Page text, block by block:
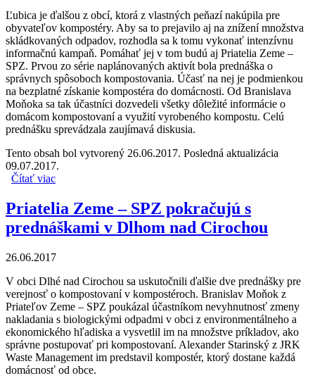
Ľubica je ďalšou z obcí, ktorá z vlastných peňazí nakúpila pre
obyvateľov kompostéry. Aby sa to prejavilo aj na znížení množstva
skládkovaných odpadov, rozhodla sa k tomu vykonať intenzívnu
informačnú kampaň. Pomáhať jej v tom budú aj Priatelia Zeme –
SPZ. Prvou zo série naplánovaných aktivít bola prednáška o
správnych spôsoboch kompostovania. Účasť na nej je podmienkou
na bezplatné získanie kompostéra do domácnosti. Od Branislava
Moňoka sa tak účastníci dozvedeli všetky dôležité informácie o
domácom kompostovaní a využití vyrobeného kompostu. Celú
prednášku sprevádzala zaujímavá diskusia.
Tento obsah bol vytvorený 26.06.2017. Posledná aktualizácia
09.07.2017.
Čítať viac
Priatelia Zeme – SPZ pokračujú s
prednáškami v Dlhom nad Cirochou
26.06.2017
V obci Dlhé nad Cirochou sa uskutočnili ďalšie dve prednášky pre
verejnosť o kompostovaní v kompostéroch. Branislav Moňok z
Priateľov Zeme – SPZ poukázal účastníkom nevyhnutnosť zmeny
nakladania s biologickými odpadmi v obci z environmentálneho a
ekonomického hľadiska a vysvetlil im na množstve príkladov, ako
správne postupovať pri kompostovaní. Alexander Starinský z JRK
Waste Management im predstavil kompostér, ktorý dostane každá
domácnosť od obce.